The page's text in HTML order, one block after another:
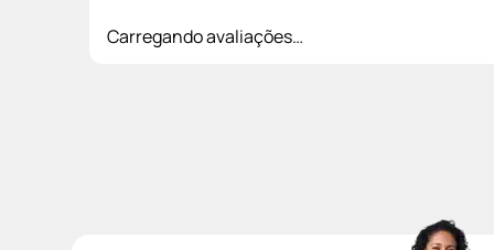
Carregando avaliações…